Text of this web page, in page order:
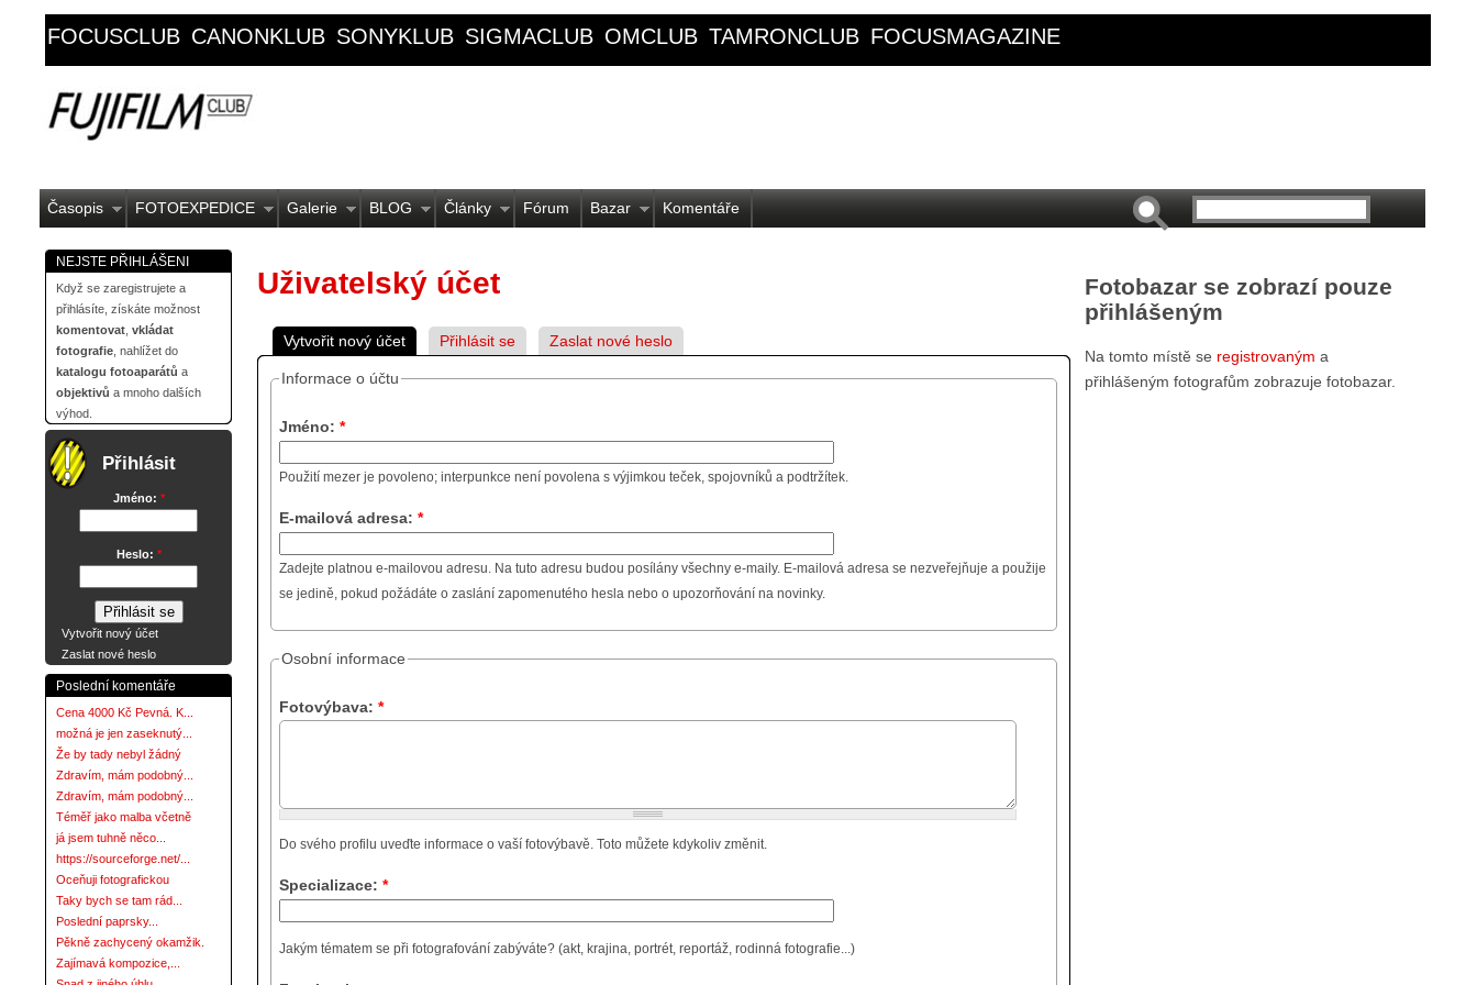
FOCUSCLUB CANONKLUB SONYKLUB SIGMACLUB OMCLUB TAMRONCLUB FOCUSMAGAZINE
Časopis FOTOEXPEDICE Galerie BLOG Články Fórum Bazar Komentáře
NEJSTE PŘIHLÁŠENI
Když se zaregistrujete a
přihlásíte, získáte možnost
komentovat vkládat
fotografie , nahlížet do
katalogu fotoaparátů a
objektivů a mnoho dalších
výhod.
Přihlásit
Jméno: *
Heslo: *
Vytvořit nový účet
Zaslat nové heslo
Poslední komentáře
Cena 4000 Kč Pevná. K...
možná je jen zaseknutý...
Že by tady nebyl žádný
Zdravím, mám podobný...
Zdravím, mám podobný...
Téměř jako malba včetně
já jsem tuhně něco...
https://sourceforge.net/...
Oceňuji fotografickou
Taky bych se tam rád...
Poslední paprsky...
Pěkně zachycený okamžik.
Zajímavá kompozice,...
Uživatelský účet
Vytvořit nový účet Přihlásit se Zaslat nové heslo
Informace o účtu
Jméno: *
Použití mezer je povoleno; interpunkce není povolena s výjimkou teček, spojovníků a podtržítek.
E-mailová adresa: *
Zadejte platnou e-mailovou adresu. Na tuto adresu budou posílány všechny e-maily. E-mailová adresa se nezveřejňuje a použije
se jedině, pokud požádáte o zaslání zapomenutého hesla nebo o upozorňování na novinky.
Osobní informace
Fotovýbava: *
Do svého profilu uveďte informace o vaší fotovýbavě. Toto můžete kdykoliv změnit.
Specializace: *
Jakým tématem se při fotografování zabýváte? (akt, krajina, portrét, reportáž, rodinná fotografie...)
Fotobazar se zobrazí pouze
přihlášeným
Na tomto místě se registrovaným a
přihlášeným fotografům zobrazuje fotobazar.